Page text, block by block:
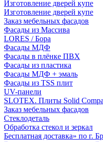
Изготовление дверей купе
Изготовление дверей купе
Заказ мебельных фасадов
Фасады из Массива
LORES / Бора
Фасады МДФ
Фасады в плёнке ПВХ
Фасады из пластика
Фасады МДФ + эмаль
Фасады из TSS плит
UV-панели
SLOTEX. Плиты Solid
Заказ мебельных фасадов
Стеклодеталь
Обработка стекол и зеркал
Бесплатная доставка» по г.